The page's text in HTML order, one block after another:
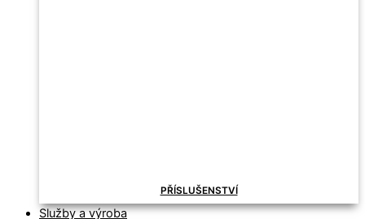
PŘÍSLUŠENSTVÍ
Služby a výroba